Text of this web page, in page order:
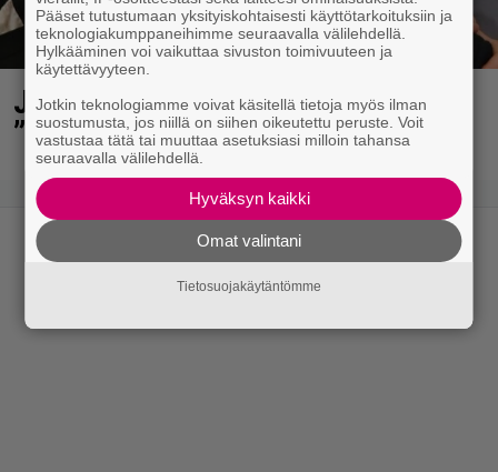
Jani Sieviseltä harvinainen kuva –
”Kaikki lapset samaan aikaan”
Pääset tutustumaan yksityiskohtaisesti käyttötarkoituksiin ja
teknologiakumppaneihimme seuraavalla välilehdellä.
Hylkääminen voi vaikuttaa sivuston toimivuuteen ja
käytettävyyteen.
Jotkin teknologiamme voivat käsitellä tietoja myös ilman
suostumusta, jos niillä on siihen oikeutettu peruste. Voit
vastustaa tätä tai muuttaa asetuksiasi milloin tahansa
seuraavalla välilehdellä.
Hyväksyn kaikki
Omat valintani
Tietosuojakäytäntömme